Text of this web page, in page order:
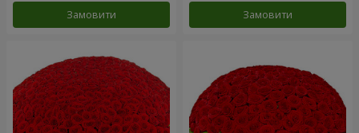
Замовити Замовити